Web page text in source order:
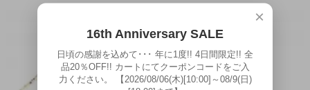
×
16th Anniversary SALE
日頃の感謝を込めて･･･ 年に1度!! 4日間限定!! 全
品20％OFF!! カートにてクーポンコードをご入
力ください。 【2026/08/06(木)[10:00]～08/9(日)